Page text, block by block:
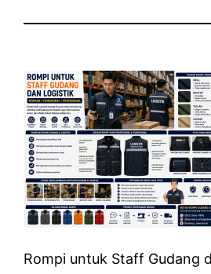
Rompi untuk Staff Gudang